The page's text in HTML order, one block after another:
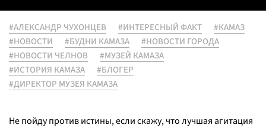
#АЛЕКСАНДР ЧУХОНЦЕВ #ИНТЕРЕСНЫЙ ФАКТ
#КАМАЗ
#НОВОСТИ
#БУДНИ КАМАЗА
#НОВОСТИ ГОРОДА
#НОВОСТИ ЧЕЛНОВ
#МУЗЕЙ КАМАЗА
#ИСТОРИЯ КАМАЗА
#БЛОГЕР
#ДИРЕКТОР МУЗЕЯ КАМАЗА
Не пойду против истины, если скажу, что лучшая агитация